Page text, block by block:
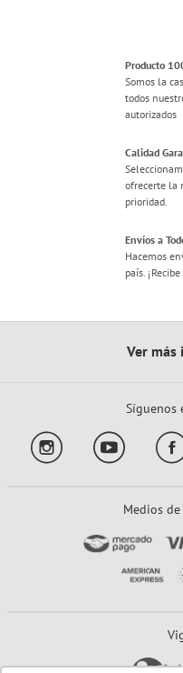
Producto
Somos la
todos
autorizados
Calidad
ofrecerte la
prioridad.
Envíos a
Hacemos
país.
Síguenos
Medios